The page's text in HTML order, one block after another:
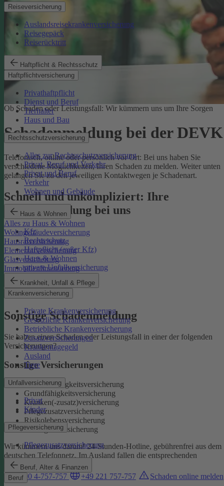
Reiseversicherung
Auslandsreisekrankenversicherung
Reisegepäck
Reiserücktritt
Haftpflicht & Rechtsschutz
Haftpflichtversicherung
Privathaftpflicht
Dienst und Beruf
Tierhalter
Haus und Bau
Rechtsschutzversicherung
Alles zur Rechtsschutzversicherung
Privat, Beruf und Verkehr
Privat und Beruf
Verkehr
Wohnen und Gebäude
Haus & Wohnen
Alles zu Haus & Wohnen
Wohngebäudeversicherung
Hausratversicherung
Elementarversicherung
Glasversicherung
Immobilienfinanzierung
Krankheit, Unfall & Pflege
Krankenversicherung
Private Krankenversicherung
Gesetzliche Krankenversicherung
Betriebliche Krankenversicherung
Zusatzversicherungen
Krankentagegeld
Ausland
Tiere
Unfallversicherung
Privat
Kinder
Pflegeversicherung
Pflegezusatzversicherung
Beruf, Alter & Finanzen
Beruf
Ob Schaden oder Leistungsfall: Wir kümmern uns um Ihre Sorgen
Schadenmeldung bei der DEVK
Telefonisch, online oder persönlich vor Ort: Bei uns haben Sie
verschiedene Möglichkeiten, Ihren Schaden zu melden. Weiter unten
gelangen Sie zu den jeweiligen Kontaktwegen je Schadenart.
Schnell und unkompliziert: Ihre
Schadenmeldung bei uns
Kfz
Rechtsschutz
Haftpflicht (außer Kfz)
Haus & Wohnen
private Unfallversicherung
Auslandskrankenschutz
Reiserücktritt
Reisegepäck
Sonstige Schadenmeldung
Sie haben einen Schaden oder Leistungsfall in einer der folgenden
Versicherungen?
Sonstige Versicherungen
Berufsunfähigkeitsversicherung
Grundfähigkeitsversicherung
Kranken(-zusatz)versicherung
Pflegezusatzversicherung
Risikolebensversicherung
Sterbegeldversicherung
Wir kümmern uns darum!24-Stunden-Hotline, gebührenfrei aus dem
deutschen Telefonnetz. Im Ausland fallen die entsprechenden
Landesgebühren an:
0800 4-757-757
+49 221 757-757 Schaden online melden